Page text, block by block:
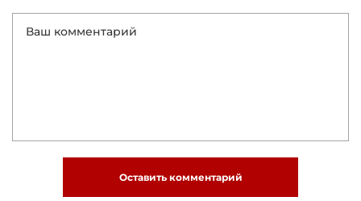
Оставить комментарий